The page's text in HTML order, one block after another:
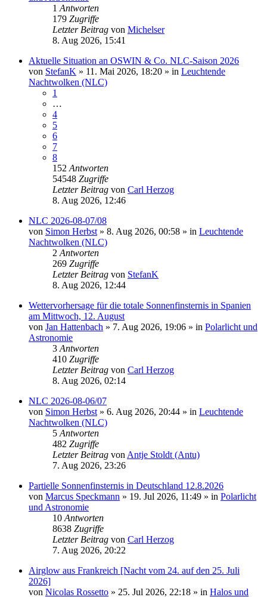
1 Antworten
179 Zugriffe
Letzter Beitrag von Michelser
8. Aug 2026, 15:41
Aktuelle Situation an OSWIN & Co. NLC-Saison 2026
von StefanK » 11. Mai 2026, 18:20 » in Leuchtende
Nachtwolken (NLC)
1
…
4
5
6
7
8
152 Antworten
54548 Zugriffe
Letzter Beitrag von Carl Herzog
8. Aug 2026, 12:46
NLC 2026-08-07/08
von Simon Herbst » 8. Aug 2026, 00:58 » in Leuchtende
Nachtwolken (NLC)
2 Antworten
269 Zugriffe
Letzter Beitrag von StefanK
8. Aug 2026, 12:44
Wettervorhersage für die totale Sonnenfinsternis in Spanien
am Mittwoch, 12. August
von Jan Hattenbach » 7. Aug 2026, 19:06 » in Polarlicht und
Astronomie
3 Antworten
410 Zugriffe
Letzter Beitrag von Carl Herzog
8. Aug 2026, 02:14
NLC 2026-08-06/07
von Simon Herbst » 6. Aug 2026, 20:44 » in Leuchtende
Nachtwolken (NLC)
5 Antworten
482 Zugriffe
Letzter Beitrag von Antje Stoldt (Antu)
7. Aug 2026, 23:26
Partielle Sonnenfinsternis in Deutschland 12.8.2026
von Marcus Speckmann » 19. Jul 2026, 11:49 » in Polarlicht
und Astronomie
10 Antworten
8638 Zugriffe
Letzter Beitrag von Carl Herzog
7. Aug 2026, 20:22
Airglow aus Frankreich [Nacht vom 24. auf den 25. Juli
2026]
von Nicolas Rossetto » 25. Jul 2026, 22:18 » in Halos und